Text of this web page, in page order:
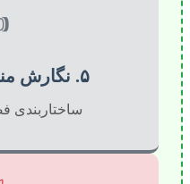
۵. نگارش منسجم و منطقی
ساختاربندی